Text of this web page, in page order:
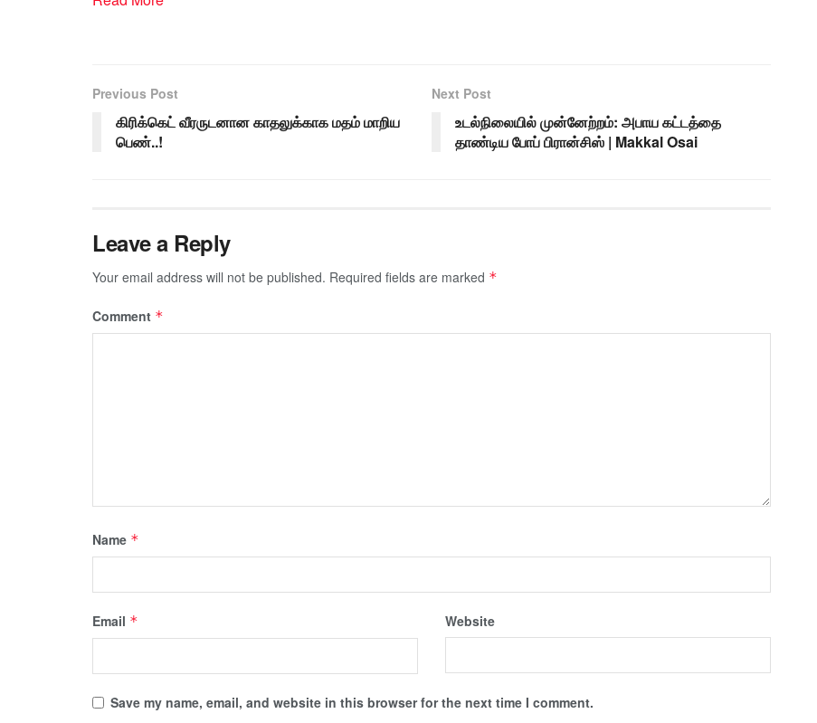
Previous Post
கிரிக்கெட் வீரருடனான காதலுக்காக மதம் மாறிய
பெண்..!
Next Post
உடல்நிலையில் முன்னேற்றம்: அபாய கட்டத்தை
தாண்டிய போப் பிரான்சிஸ் | Makkal Osai
Leave a Reply
Your email address will not be published. Required fields are marked *
Comment *
Name *
Email * Website
Save my name, email, and website in this browser for the next time I comment.